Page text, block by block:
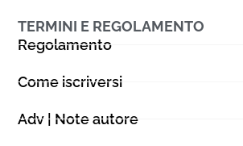
TERMINI E REGOLAMENTO
Regolamento
Come iscriversi
Adv | Note autore